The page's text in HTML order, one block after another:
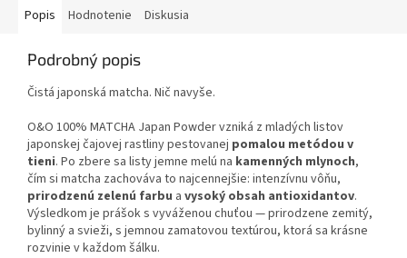
Popis Hodnotenie Diskusia
Podrobný popis
Čistá japonská matcha. Nič navyše.
O&O 100% MATCHA Japan Powder vzniká z mladých listov
japonskej čajovej rastliny pestovanej pomalou metódou v
tieni. Po zbere sa listy jemne melú na kamenných mlynoch,
čím si matcha zachováva to najcennejšie: intenzívnu vôňu,
prirodzenú zelenú farbu a vysoký obsah antioxidantov.
Výsledkom je prášok s vyváženou chuťou — prirodzene zemitý,
bylinný a svieži, s jemnou zamatovou textúrou, ktorá sa krásne
rozvinie v každom šálku.